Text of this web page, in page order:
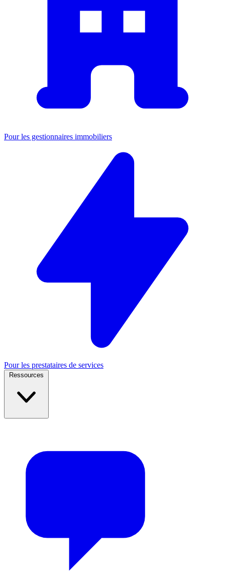
Pour les gestionnaires immobiliers
Pour les prestataires de services